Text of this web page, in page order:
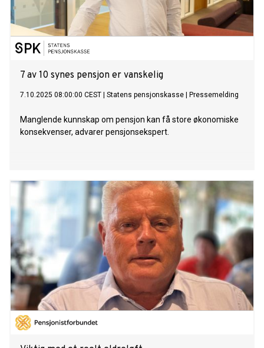
7 av 10 synes pensjon er vanskelig
7.10.2025 08:00:00 CEST Statens pensjonskasse Pressemelding
Manglende kunnskap om pensjon kan få store økonomiske
konsekvenser, advarer pensjonsekspert.